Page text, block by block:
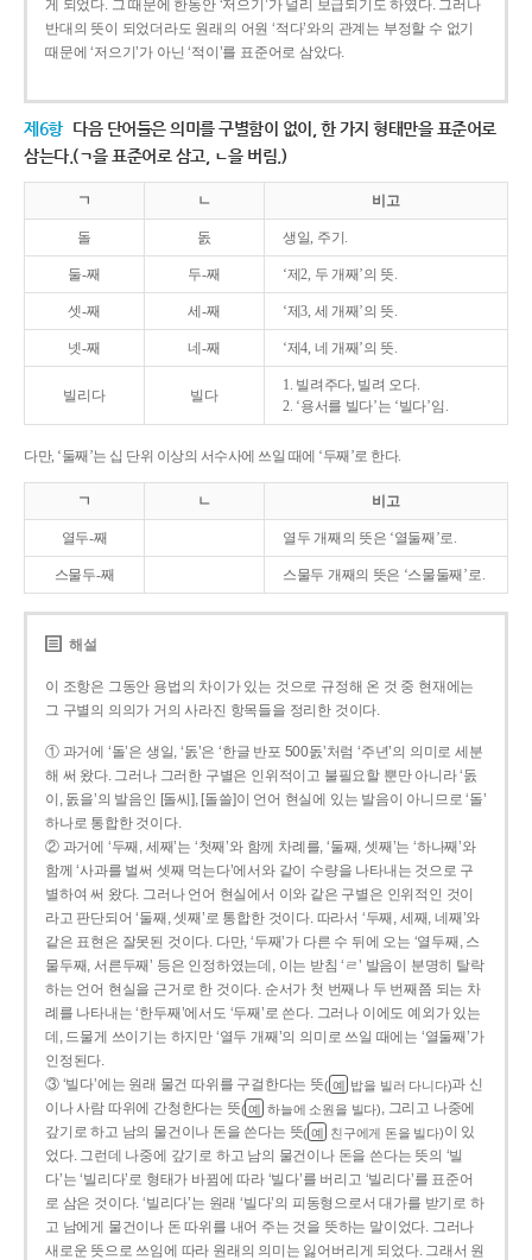
게 되었다. 그 때문에 한동안 ‘저으기’가 널리 보급되기도 하였다. 그러나
반대의 뜻이 되었더라도 원래의 어원 ‘적다’와의 관계는 부정할 수 없기
때문에 ‘저으기’가 아닌 ‘적이’를 표준어로 삼았다.
제6항 다음 단어들은 의미를 구별함이 없이, 한 가지 형태만을 표준어로
삼는다.(ㄱ을 표준어로 삼고, ㄴ을 버림.)
ㄱ ㄴ 비고
돌 돐 생일, 주기.
둘-째 두-째 ‘제2, 두 개째’의 뜻.
셋-째 세-째 ‘제3, 세 개째’의 뜻.
넷-째 네-째 ‘제4, 네 개째’의 뜻.
빌리다 빌다
1. 빌려주다, 빌려 오다.
2. ‘용서를 빌다’는 ‘빌다’임.
다만, ‘둘째’는 십 단위 이상의 서수사에 쓰일 때에 ‘두째’로 한다.
ㄱ ㄴ 비고
열두-째 열두 개째의 뜻은 ‘열둘째’로.
스물두-째 스물두 개째의 뜻은 ‘스물둘째’로.
해설
이 조항은 그동안 용법의 차이가 있는 것으로 규정해 온 것 중 현재에는
그 구별의 의의가 거의 사라진 항목들을 정리한 것이다.
① 과거에 ‘돌’은 생일, ‘돐’은 ‘한글 반포 500돐’처럼 ‘주년’의 의미로 세분
해 써 왔다. 그러나 그러한 구별은 인위적이고 불필요할 뿐만 아니라 ‘돐
이, 돐을’의 발음인 [돌씨], [돌쓸]이 언어 현실에 있는 발음이 아니므로 ‘돌’
하나로 통합한 것이다.
② 과거에 ‘두째, 세째’는 ‘첫째’와 함께 차례를, ‘둘째, 셋째’는 ‘하나째’와
함께 ‘사과를 벌써 셋째 먹는다’에서와 같이 수량을 나타내는 것으로 구
별하여 써 왔다. 그러나 언어 현실에서 이와 같은 구별은 인위적인 것이
라고 판단되어 ‘둘째, 셋째’로 통합한 것이다. 따라서 ‘두째, 세째, 네째’와
같은 표현은 잘못된 것이다. 다만, ‘두째’가 다른 수 뒤에 오는 ‘열두째, 스
물두째, 서른두째’ 등은 인정하였는데, 이는 받침 ‘ㄹ’ 발음이 분명히 탈락
하는 언어 현실을 근거로 한 것이다. 순서가 첫 번째나 두 번째쯤 되는 차
례를 나타내는 ‘한두째’에서도 ‘두째’로 쓴다. 그러나 이에도 예외가 있는
데, 드물게 쓰이기는 하지만 ‘열두 개째’의 의미로 쓰일 때에는 ‘열둘째’가
인정된다.
③ ‘빌다’에는 원래 물건 따위를 구걸한다는 뜻( 예 밥을 빌러 다니다)과 신
이나 사람 따위에 간청한다는 뜻( 예 하늘에 소원을 빌다), 그리고 나중에
갚기로 하고 남의 물건이나 돈을 쓴다는 뜻( 예 친구에게 돈을 빌다)이 있
었다. 그런데 나중에 갚기로 하고 남의 물건이나 돈을 쓴다는 뜻의 ‘빌
다’는 ‘빌리다’로 형태가 바뀜에 따라 ‘빌다’를 버리고 ‘빌리다’를 표준어
로 삼은 것이다. ‘빌리다’는 원래 ‘빌다’의 피동형으로서 대가를 받기로 하
고 남에게 물건이나 돈 따위를 내어 주는 것을 뜻하는 말이었다. 그러나
새로운 뜻으로 쓰임에 따라 원래의 의미는 잃어버리게 되었다. 그래서 원